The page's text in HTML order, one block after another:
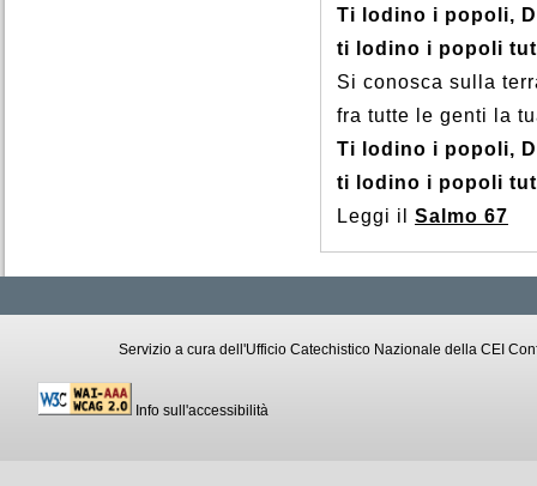
Ti lodino i popoli,
ti lodino i popoli
Si conosca sulla
fra tutte le genti la
Ti lodino i popoli,
ti lodino i popoli
Leggi il Salmo 67
Servizio a cura dell'Ufficio Catechistico Nazionale della CEI
Info sull'accessibilità